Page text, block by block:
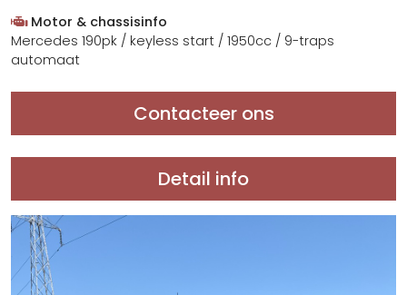
Motor & chassisinfo
Mercedes 190pk / keyless start / 1950cc / 9-traps
automaat
Contacteer ons
Detail info